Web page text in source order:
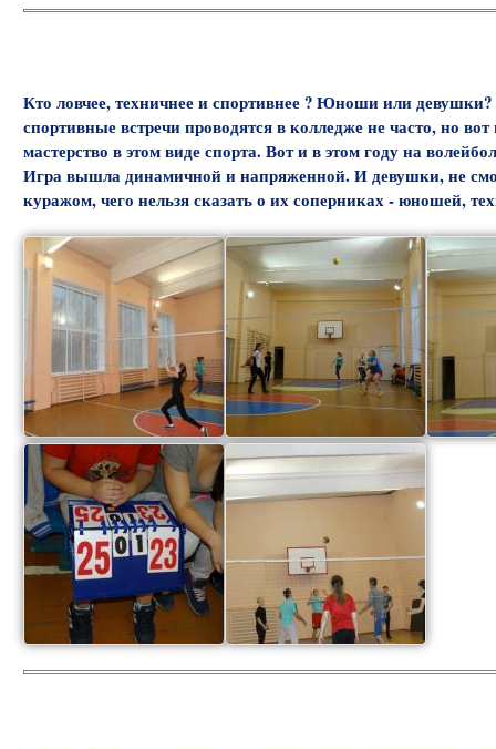
Кто ловчее, техничнее и спортивнее ? Юноши или
спортивные встречи проводятся в колледже не часто, но
мастерство в этом виде спорта. Вот и в этом году на
Игра вышла динамичной и напряженной. И девушки, не
куражом, чего нельзя сказать о их соперниках - юношей,